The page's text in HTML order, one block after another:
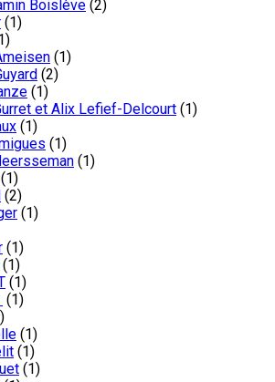
Boislève (2)
(1)
(1)
(2)
(1)
et Alix Lefief-Delcourt (1)
(1)
(1)
(1)
(1)
(2)
(1)
(1)
(1)
(1)
(1)
(1)
(1)
(1)